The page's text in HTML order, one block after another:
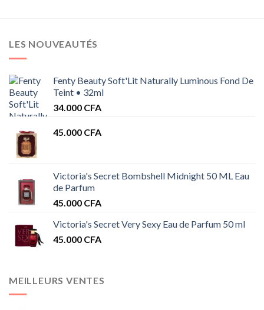
LES NOUVEAUTÉS
Fenty Beauty Soft'Lit Naturally Luminous Fond De
Teint • 32ml
34.000 CFA
45.000 CFA
Victoria's Secret Bombshell Midnight 50 ML Eau
de Parfum
45.000 CFA
Victoria's Secret Very Sexy Eau de Parfum 50 ml
45.000 CFA
MEILLEURS VENTES